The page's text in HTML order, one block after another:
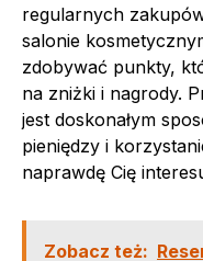
regularnych
salonie
zdobywać punkty,
na zniżki i nagrody.
jest doskonałym
pieniędzy i
naprawdę Cię
Zobacz też: